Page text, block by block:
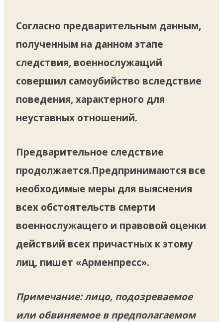
Согласно предварительным данным,
полученным на данном этапе
следствия, военнослужащий
совершил самоубийство вследствие
поведения, характерного для
неуставных отношений.
Предварительное следствие
продолжается.Предпринимаются все
необходимые меры для выяснения
всех обстоятельств смерти
военнослужащего и правовой оценки
действий всех причастных к этому
лиц, пишет «Арменпресс».
Примечание: лицо, подозреваемое
или обвиняемое в предполагаемом